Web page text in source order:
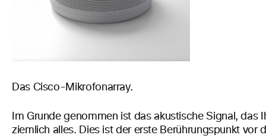
Das Cisco-Mikrofonarray.
Im Grunde genommen ist das akustische Signal, das
ziemlich alles. Dies ist der erste Berührungspunkt vor